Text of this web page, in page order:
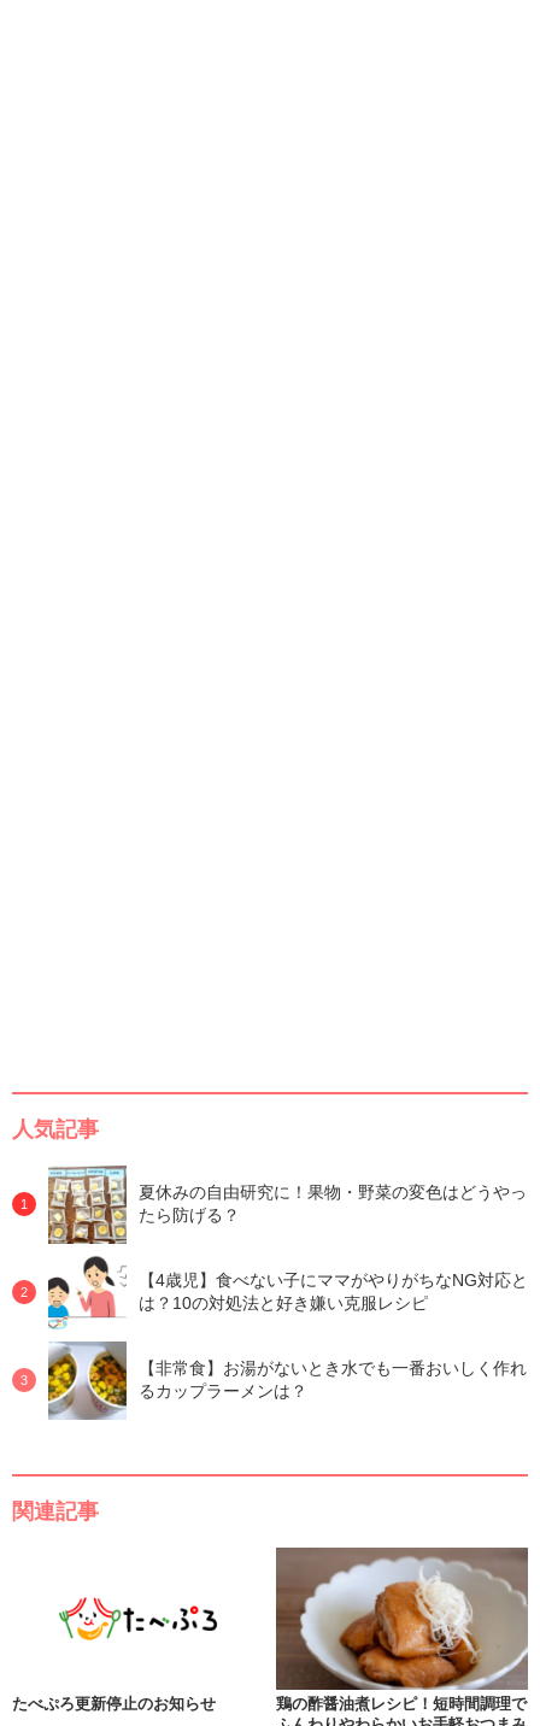
人気記事
夏休みの自由研究に！果物・野菜の変色はどうやっ
たら防げる？
【4歳児】食べない子にママがやりがちなNG対応と
は？10の対処法と好き嫌い克服レシピ
【非常食】お湯がないとき水でも一番おいしく作れ
るカップラーメンは？
関連記事
たべぷろ更新停止のお知らせ
鶏の酢醤油煮レシピ！短時間調理で